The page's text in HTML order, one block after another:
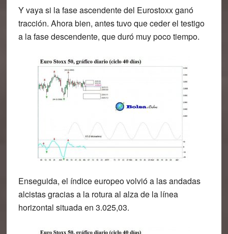
Y vaya si la fase ascendente del Eurostoxx ganó
tracción. Ahora bien, antes tuvo que ceder el testigo
a la fase descendente, que duró muy poco tiempo.
Enseguida, el índice europeo volvió a las andadas
alcistas gracias a la rotura al alza de la línea
horizontal situada en 3.025,03.